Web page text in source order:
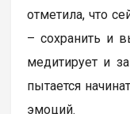
отметила, что
– сохранить и
медитирует и
пытается
эмоций.